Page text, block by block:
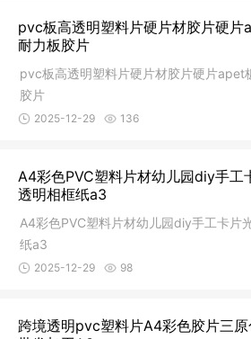
pvc板高透明塑料片硬片材胶片硬
耐力板胶片
pvc板高透明塑料片硬片材胶片硬片apet
胶片
2025-12-29 136
A4彩色PVC塑料片材幼儿园diy手工
透明相框纸a3
A4彩色PVC塑料片材幼儿园diy手工卡片
纸a3
2025-12-29 98
跨境透明pvc塑料片A4彩色胶片三